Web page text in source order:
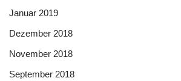
Januar 2019
Dezember 2018
November 2018
September 2018